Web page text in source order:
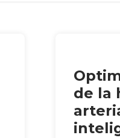
de la